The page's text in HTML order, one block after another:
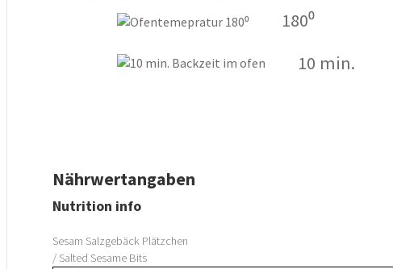
180⁰
10 min.
Nährwertangaben
Nutrition info
Sesam Salzgebäck Plätzchen
/ Salted Sesame Bits